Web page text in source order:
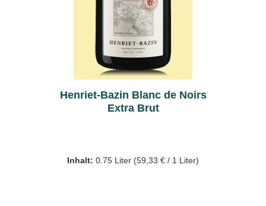
Henriet-Bazin Blanc de Noirs
Extra Brut
Inhalt: 0.75 Liter (59,33 € / 1 Liter)